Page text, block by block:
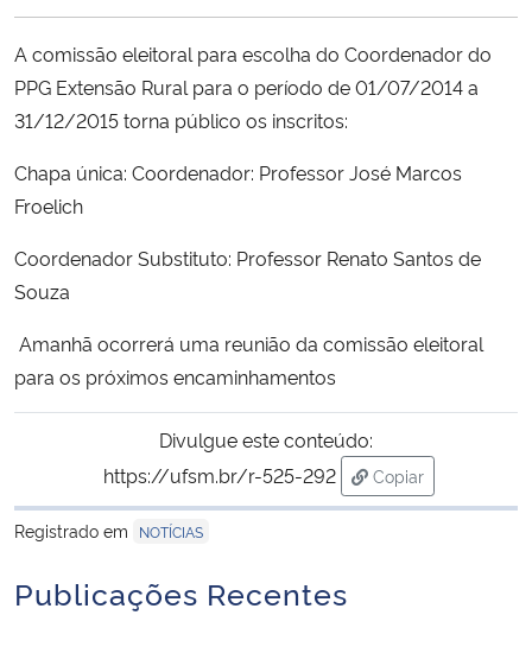
Ministério da Cidadania
Ministério da Saúde
Ministério da Ciência, Tecnologia, Inovações e Comunicações
Ministério do Meio Ambiente
Ministério do Turismo
Ministério da Mulher, da Família e dos Direitos Humanos
Secretaria-Geral
A comissão eleitoral para escolha do Coordenador do
PPG Extensão Rural para o período de 01/07/2014 a
31/12/2015 torna público os inscritos:
Chapa única: Coordenador: Professor José Marcos
Froelich
Coordenador Substituto: Professor Renato Santos de
Souza
Amanhã ocorrerá uma reunião da comissão eleitoral
para os próximos encaminhamentos
Divulgue este conteúdo:
https://ufsm.br/r-525-292
Copiar
para área de
Registrado em
NOTÍCIAS
Publicações Recentes